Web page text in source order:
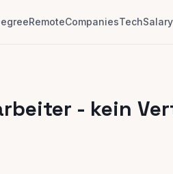
RemoteCompaniesTech
- kein